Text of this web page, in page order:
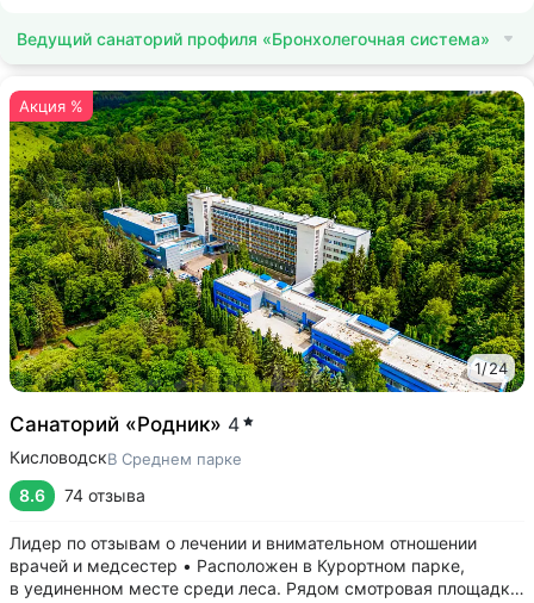
Ведущий санаторий профиля «Бронхолегочная система»
Акция %
1/24
Санаторий «Родник» 4
КисловодскВ Среднем парке
8.6 74 отзыва
Лидер по отзывам о лечении и внимательном отношении
врачей и медсестер • Расположен в Курортном парке,
в уединенном месте среди леса. Рядом смотровая площадка.